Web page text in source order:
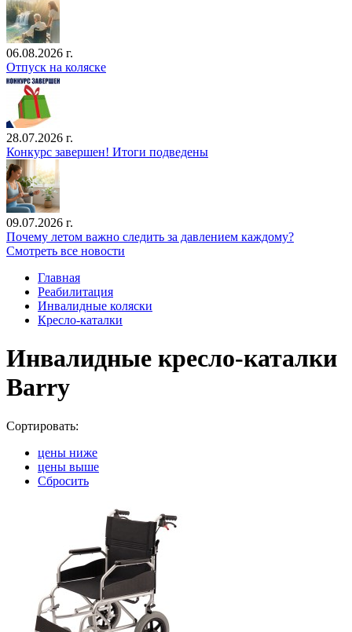
06.08.2026 г.
Отпуск на коляске
28.07.2026 г.
Конкурс завершен! Итоги подведены
09.07.2026 г.
Почему летом важно следить за давлением каждому?
Смотреть все новости
Главная
Реабилитация
Инвалидные коляски
Кресло-каталки
Инвалидные кресло-каталки
Barry
Сортировать:
цены ниже
цены выше
Сбросить